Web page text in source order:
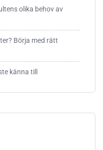
olika behov av
Börja med rätt
känna till